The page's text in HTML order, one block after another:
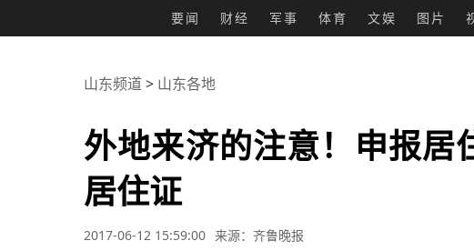
要闻 财经 军事 体育 文娱 图片
山东频道> 山东各地
外地来济的注意！申报居
居住证
2017-06-12 15:59:00 来源：齐鲁晚报